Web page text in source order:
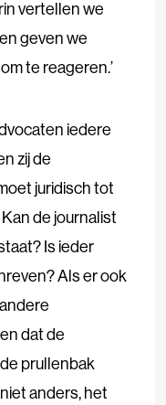
vertellen we
geven we
te reageren.’
iedere
zij de
juridisch tot
de journalist
Is ieder
Als er ook
dat de
prullenbak
anders, het